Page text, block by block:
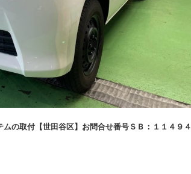
の取付【世田谷区】お問合せ番号ＳＢ：１１４９４